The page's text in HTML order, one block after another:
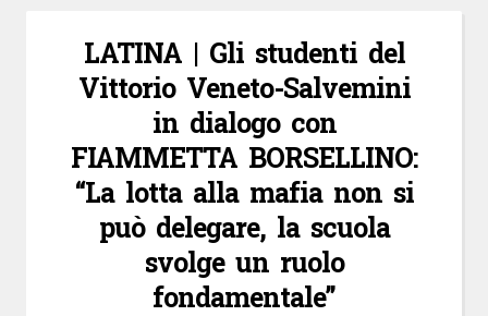
LATINA | Gli studenti del
Vittorio Veneto-Salvemini
in dialogo con
FIAMMETTA BORSELLINO:
“La lotta alla mafia non si
può delegare, la scuola
svolge un ruolo
fondamentale”